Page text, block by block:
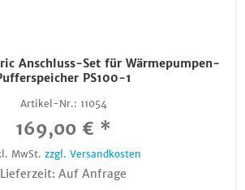
Anschluss-Set für Wärmepumpen-
PS100-1
Artikel-Nr.: 11054
169,00 € *
MwSt. zzgl. Versandkosten
Lieferzeit: Auf Anfrage